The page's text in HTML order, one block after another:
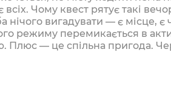
Чому квест рятує такі
нічого вигадувати — є місце, є
режиму перемикається в
Плюс — це спільна пригода.